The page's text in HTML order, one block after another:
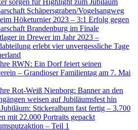
sorgen für Highlight zum Jubiläum
Schäpersgraben/Vogelsangweg
Höketurnier 2023 – 3:1 Erfolg gegen
Brandenburg im Finale
in Drewer im Jahr 2023 –
erlebt vier unvergessliche Tage
RWN: Ein Dorf feiert seinen
– Grandioser Familientag am 7. Mai
Rot-Weiß Nienborg: Banner an den
weisen auf Jubiläumsfest hin
Stickeralbum fast fertig – 3.700
mit 22.000 Portraits gepackt
– Teil 1